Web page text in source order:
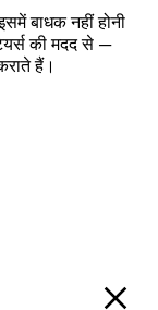
बाधक नहीं होनी
की मदद से —
हैं।